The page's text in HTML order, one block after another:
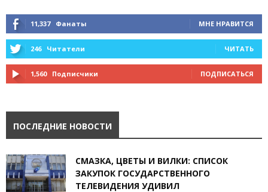
11,337 Фанаты МНЕ НРАВИТСЯ
246 Читатели ЧИТАТЬ
1,560 Подписчики ПОДПИСАТЬСЯ
ПОСЛЕДНИЕ НОВОСТИ
СМАЗКА, ЦВЕТЫ И ВИЛКИ: СПИСОК
ЗАКУПОК ГОСУДАРСТВЕННОГО
ТЕЛЕВИДЕНИЯ УДИВИЛ